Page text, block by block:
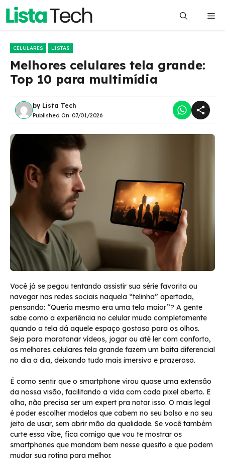
Pular
o
CELULARES LISTAS
Melhores celulares tela grande:
Top 10 para multimídia
by Lista Tech
Published On: 07/01/2026
Você já se pegou tentando assistir sua série favorita ou
navegar nas redes sociais naquela “telinha” apertada,
pensando: “Queria mesmo era uma tela maior”? A gente
sabe como a experiência no celular muda completamente
quando a tela dá aquele espaço gostoso para os olhos.
Seja para maratonar vídeos, jogar ou até ler com conforto,
os melhores celulares tela grande fazem um baita diferencial
no dia a dia, deixando tudo mais imersivo e prazeroso.
É como sentir que o smartphone virou quase uma extensão
da nossa visão, facilitando a vida com cada pixel aberto. E
olha, não precisa ser um expert pra notar isso. O mais legal
é poder escolher modelos que cabem no seu bolso e no seu
jeito de usar, sem abrir mão da qualidade. Se você também
curte essa vibe, fica comigo que vou te mostrar os
smartphones que mandam bem nesse quesito e que podem
mudar sua rotina para melhor.